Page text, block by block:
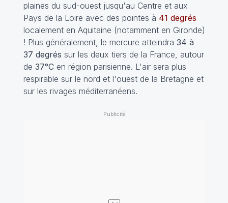
plaines du sud-ouest jusqu'au Centre et aux
Pays de la Loire avec des pointes à 41 degrés
localement en Aquitaine (notamment en Gironde)
! Plus généralement, le mercure atteindra 34 à
37 degrés sur les deux tiers de la France, autour
de 37°Cen région parisienne. L'air sera plus
respirable sur le nord et l'ouest de la Bretagne et
sur les rivages méditerranéens.